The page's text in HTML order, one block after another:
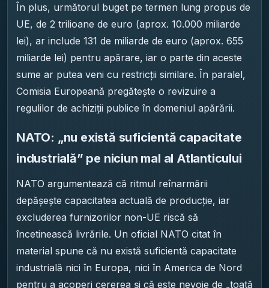
În plus, următorul buget pe termen lung propus de
UE, de 2 trilioane de euro (aprox. 10.000 miliarde
lei), ar include 131 de miliarde de euro (aprox. 655
miliarde lei) pentru apărare, iar o parte din aceste
sume ar putea veni cu restricții similare. În paralel,
Comisia Europeană pregătește o revizuire a
regulilor de achiziții publice în domeniul apărării.
NATO: „nu există suficientă capacitate
industrială” pe niciun mal al Atlanticului
NATO argumentează că ritmul reînarmării
depășește capacitatea actuală de producție, iar
excluderea furnizorilor non-UE riscă să
încetinească livrările. Un oficial NATO citat în
material spune că nu există suficientă capacitate
industrială nici în Europa, nici în America de Nord
pentru a acoperi cererea și că este nevoie de „toată